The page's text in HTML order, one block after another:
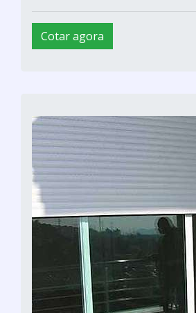
Cotar agora